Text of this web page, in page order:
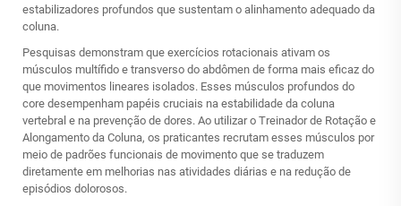
estabilizadores profundos que sustentam o alinhamento adequado da
coluna.
Pesquisas demonstram que exercícios rotacionais ativam os
músculos multífido e transverso do abdômen de forma mais eficaz do
que movimentos lineares isolados. Esses músculos profundos do
core desempenham papéis cruciais na estabilidade da coluna
vertebral e na prevenção de dores. Ao utilizar o Treinador de Rotação e
Alongamento da Coluna, os praticantes recrutam esses músculos por
meio de padrões funcionais de movimento que se traduzem
diretamente em melhorias nas atividades diárias e na redução de
episódios dolorosos.